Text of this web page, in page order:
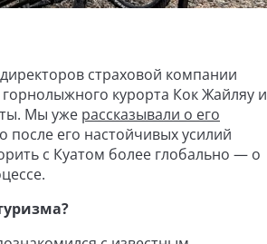
страховой компании
курорта Кок Жайляу и
Мы уже рассказывали о его
после его настойчивых усилий
с Куатом более глобально — о